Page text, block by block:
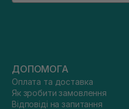
ДОПОМОГА
Оплата та доставка
Як зробити замовлення
Відповіді на запитання